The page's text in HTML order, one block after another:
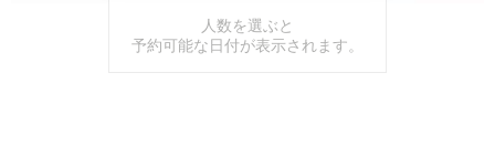
人数を選ぶと
予約可能な日付が表示されます。